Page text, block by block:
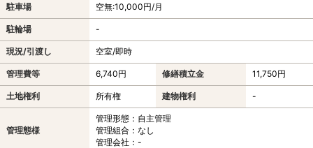
駐車場 空無:10,000円/月
駐輪場 -
現況/引渡し 空室/即時
管理費等 6,740円 修繕積立金 11,750円
土地権利 所有権 建物権利 -
管理態様
管理形態：自主管理
管理組合：なし
管理会社：-